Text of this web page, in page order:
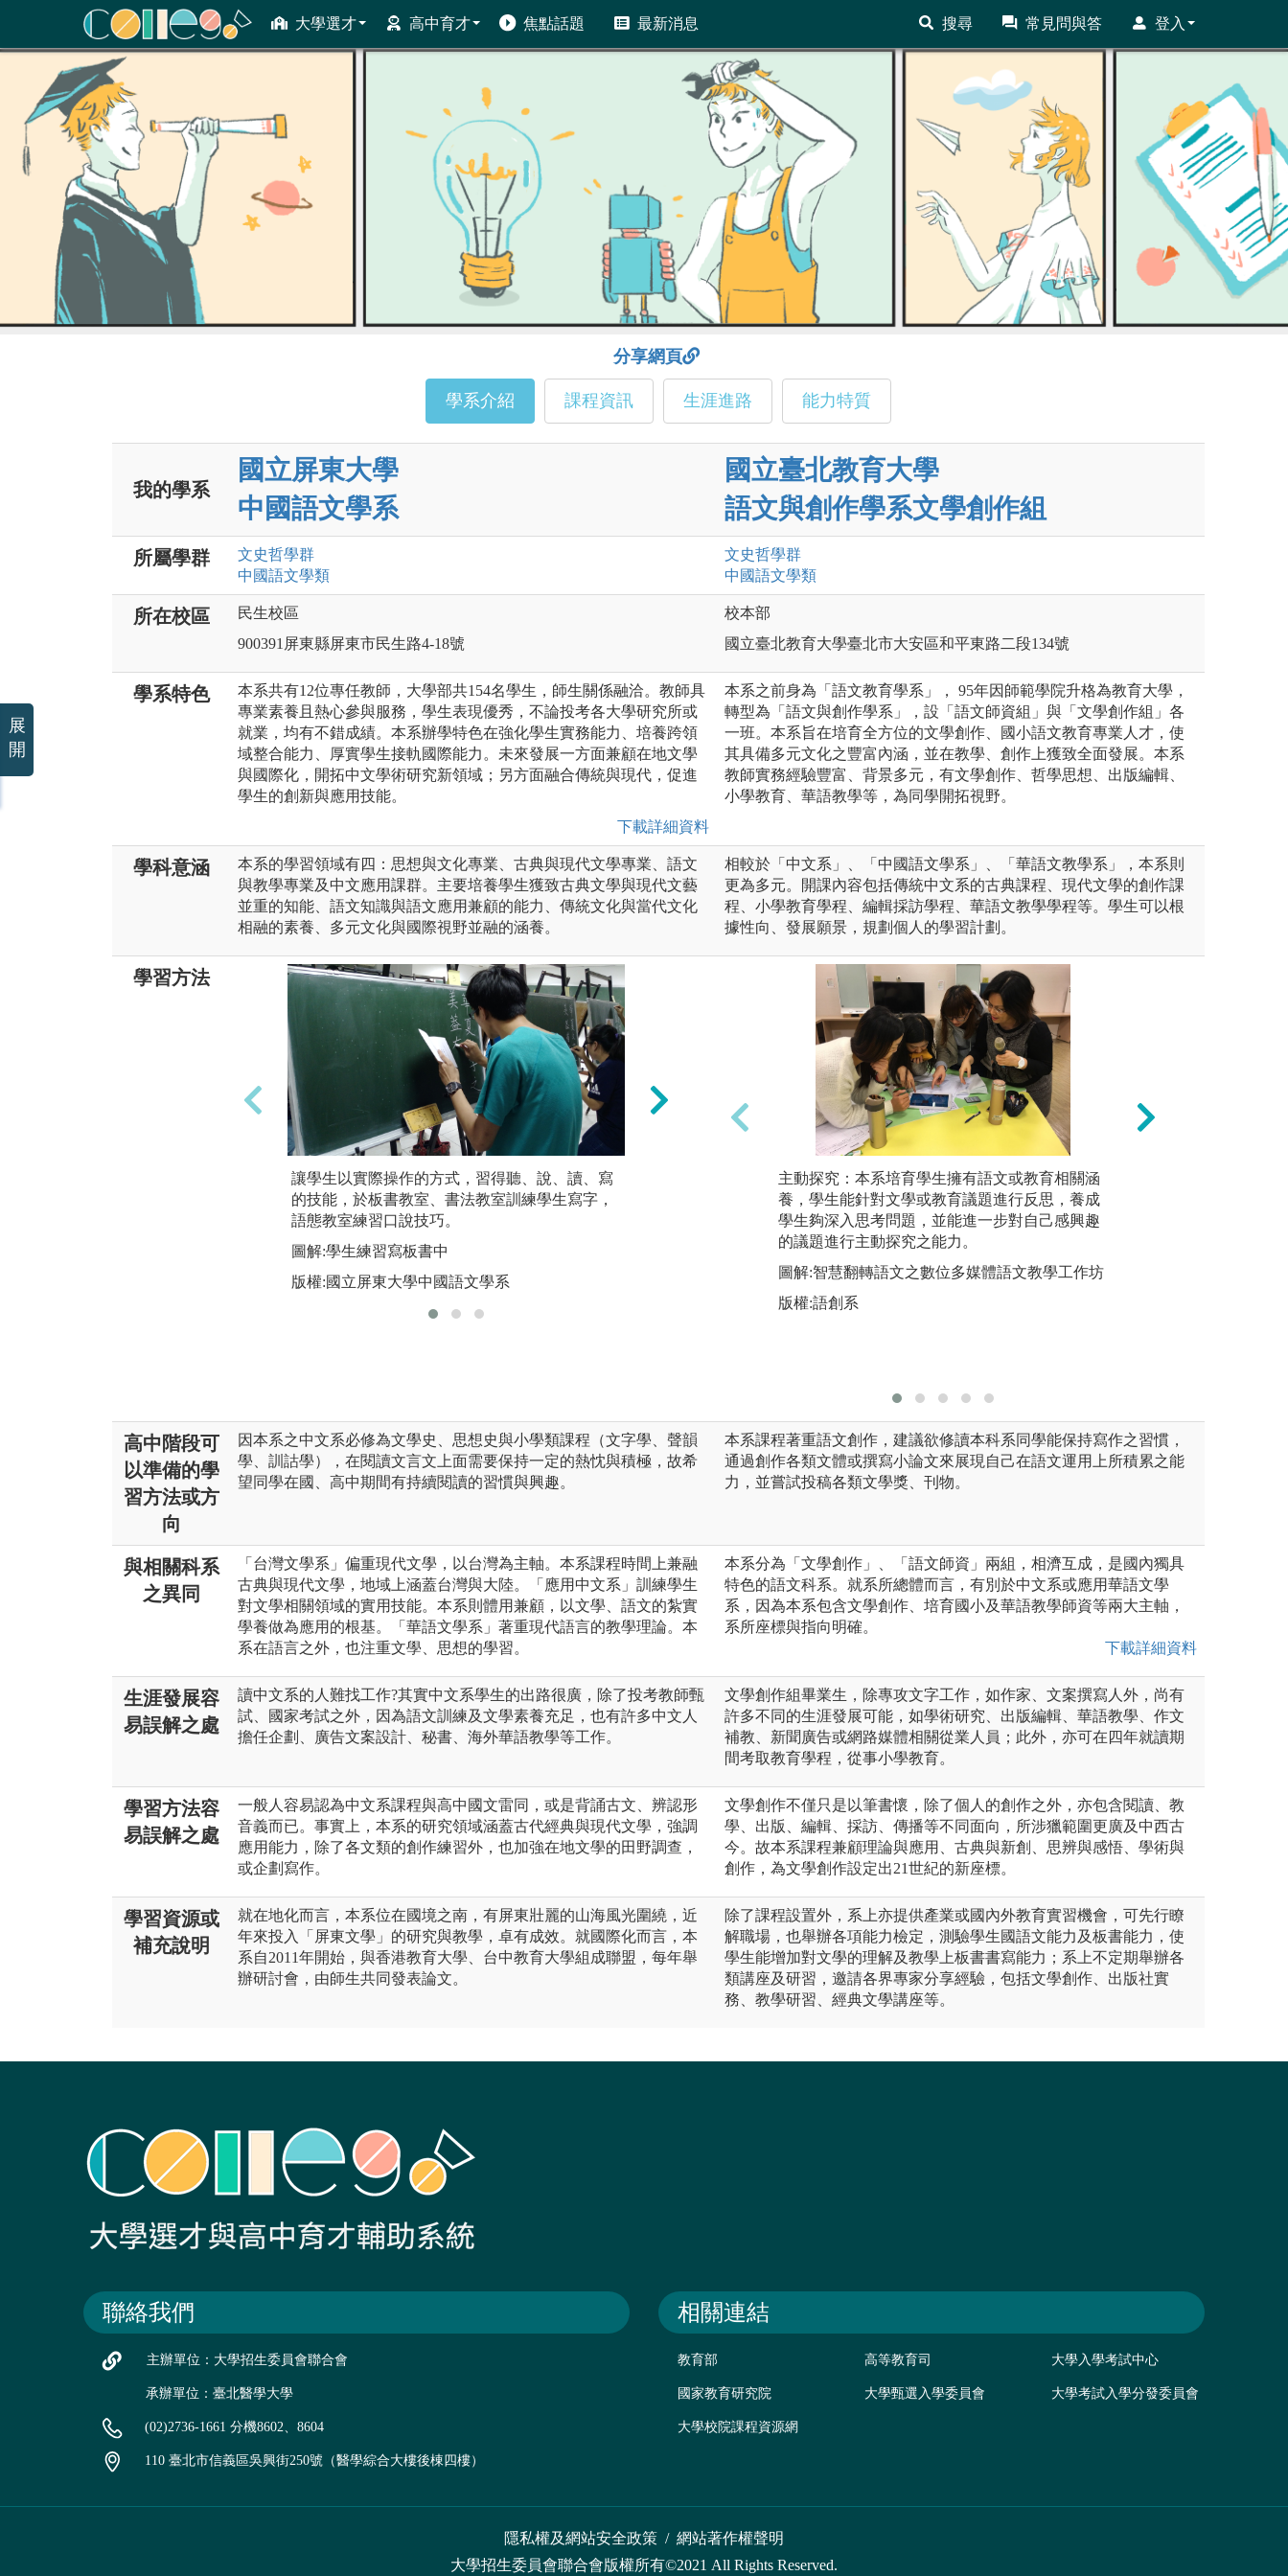
大學選才 高中育才 焦點話題 最新消息 搜尋 常見問與答 登入
ColleGo! 大學選才與高中育才輔助系統
分享網頁
學系介紹 課程資訊 生涯進路 能力特質
我的學系
國立屏東大學
中國語文學系
國立臺北教育大學
語文與創作學系文學創作組
所屬學群 文史哲學群
中國語文學類
文史哲學群
中國語文學類
所在校區
民生校區
900391屏東縣屏東市民生路4-18號
校本部
國立臺北教育大學臺北市大安區和平東路二段134號
學系特色
本系共有12位專任教師，大學部共154名學生，師生關係融洽。教師具
專業素養且熱心參與服務，學生表現優秀，不論投考各大學研究所或
就業，均有不錯成績。本系辦學特色在強化學生實務能力、培養跨領
域整合能力、厚實學生接軌國際能力。未來發展一方面兼顧在地文學
與國際化，開拓中文學術研究新領域；另方面融合傳統與現代，促進
學生的創新與應用技能。
下載詳細資料
本系之前身為「語文教育學系」， 95年因師範學院升格為教育大學，
轉型為「語文與創作學系」，設「語文師資組」與「文學創作組」各
一班。本系旨在培育全方位的文學創作、國小語文教育專業人才，使
其具備多元文化之豐富內涵，並在教學、創作上獲致全面發展。本系
教師實務經驗豐富、背景多元，有文學創作、哲學思想、出版編輯、
小學教育、華語教學等，為同學開拓視野。
學科意涵
本系的學習領域有四：思想與文化專業、古典與現代文學專業、語文
與教學專業及中文應用課群。主要培養學生獲致古典文學與現代文藝
並重的知能、語文知識與語文應用兼顧的能力、傳統文化與當代文化
相融的素養、多元文化與國際視野並融的涵養。
相較於「中文系」、「中國語文學系」、「華語文教學系」，本系則
更為多元。開課內容包括傳統中文系的古典課程、現代文學的創作課
程、小學教育學程、編輯採訪學程、華語文教學學程等。學生可以根
據性向、發展願景，規劃個人的學習計劃。
學習方法
讓學生以實際操作的方式，習得聽、說、讀、寫
的技能，於板書教室、書法教室訓練學生寫字，
語態教室練習口說技巧。
圖解:學生練習寫板書中
版權:國立屏東大學中國語文學系
課堂上以小組討論的方式激發學習動能，也傳授
學生文本分析、文獻蒐集的方法，以鑽研專業知
圖解:講師與學生討論課堂內容中
主動探究：本系培育學生擁有語文或教育相關涵
養，學生能針對文學或教育議題進行反思，養成
學生夠深入思考問題，並能進一步對自己感興趣
的議題進行主動探究之能力。
圖解:智慧翻轉語文之數位多媒體語文教學工作坊
版權:語創系
高中階段可
以準備的學
習方法或方
向
因本系之中文系必修為文學史、思想史與小學類課程（文字學、聲韻
學、訓詁學），在閱讀文言文上面需要保持一定的熱忱與積極，故希
望同學在國、高中期間有持續閱讀的習慣與興趣。
本系課程著重語文創作，建議欲修讀本科系同學能保持寫作之習慣，
通過創作各類文體或撰寫小論文來展現自己在語文運用上所積累之能
力，並嘗試投稿各類文學獎、刊物。
與相關科系
之異同
「台灣文學系」偏重現代文學，以台灣為主軸。本系課程時間上兼融
古典與現代文學，地域上涵蓋台灣與大陸。「應用中文系」訓練學生
對文學相關領域的實用技能。本系則體用兼顧，以文學、語文的紮實
學養做為應用的根基。「華語文學系」著重現代語言的教學理論。本
系在語言之外，也注重文學、思想的學習。
本系分為「文學創作」、「語文師資」兩組，相濟互成，是國內獨具
特色的語文科系。就系所總體而言，有別於中文系或應用華語文學
系，因為本系包含文學創作、培育國小及華語教學師資等兩大主軸，
系所座標與指向明確。
下載詳細資料
生涯發展容
易誤解之處
讀中文系的人難找工作?其實中文系學生的出路很廣，除了投考教師甄
試、國家考試之外，因為語文訓練及文學素養充足，也有許多中文人
擔任企劃、廣告文案設計、秘書、海外華語教學等工作。
文學創作組畢業生，除專攻文字工作，如作家、文案撰寫人外，尚有
許多不同的生涯發展可能，如學術研究、出版編輯、華語教學、作文
補教、新聞廣告或網路媒體相關從業人員；此外，亦可在四年就讀期
間考取教育學程，從事小學教育。
學習方法容
易誤解之處
一般人容易認為中文系課程與高中國文雷同，或是背誦古文、辨認形
音義而已。事實上，本系的研究領域涵蓋古代經典與現代文學，強調
應用能力，除了各文類的創作練習外，也加強在地文學的田野調查，
或企劃寫作。
文學創作不僅只是以筆書懷，除了個人的創作之外，亦包含閱讀、教
學、出版、編輯、採訪、傳播等不同面向，所涉獵範圍更廣及中西古
今。故本系課程兼顧理論與應用、古典與新創、思辨與感悟、學術與
創作，為文學創作設定出21世紀的新座標。
學習資源或
補充說明
就在地化而言，本系位在國境之南，有屏東壯麗的山海風光圍繞，近
年來投入「屏東文學」的研究與教學，卓有成效。就國際化而言，本
系自2011年開始，與香港教育大學、台中教育大學組成聯盟，每年舉
辦研討會，由師生共同發表論文。
除了課程設置外，系上亦提供產業或國內外教育實習機會，可先行瞭
解職場，也舉辦各項能力檢定，測驗學生國語文能力及板書能力，使
學生能增加對文學的理解及教學上板書書寫能力；系上不定期舉辦各
類講座及研習，邀請各界專家分享經驗，包括文學創作、出版社實
務、教學研習、經典文學講座等。
聯絡我們
主辦單位：大學招生委員會聯合會
承辦單位：臺北醫學大學
(02)2736-1661 分機8602、8604
110 臺北市信義區吳興街250號（醫學綜合大樓後棟四樓）
相關連結
教育部 高等教育司 大學入學考試中心
國家教育研究院 大學甄選入學委員會 大學考試入學分發委員會
大學校院課程資源網
隱私權及網站安全政策 / 網站著作權聲明
大學招生委員會聯合會版權所有©2021 All Rights Reserved.
展
開